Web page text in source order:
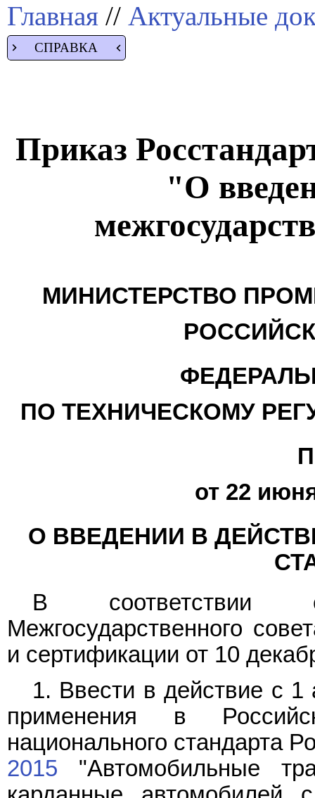
Главная // Актуальные
СПРАВКА
Приказ
"О
МИНИСТЕРСТВО
ПО ТЕХНИЧЕСКОМУ
от 22
О ВВЕДЕНИИ В
В соответствии
Межгосударственного
и сертификации от 10
1. Ввести в действие с 1
применения в
национального стандарта
2015 "Автомобильные